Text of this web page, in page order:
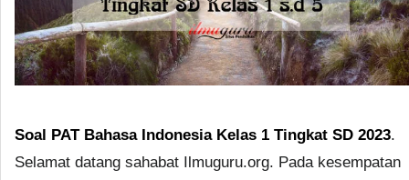
Soal PAT Bahasa Indonesia Kelas 1 Tingkat SD 2023.
Selamat datang sahabat Ilmuguru.org. Pada kesempatan